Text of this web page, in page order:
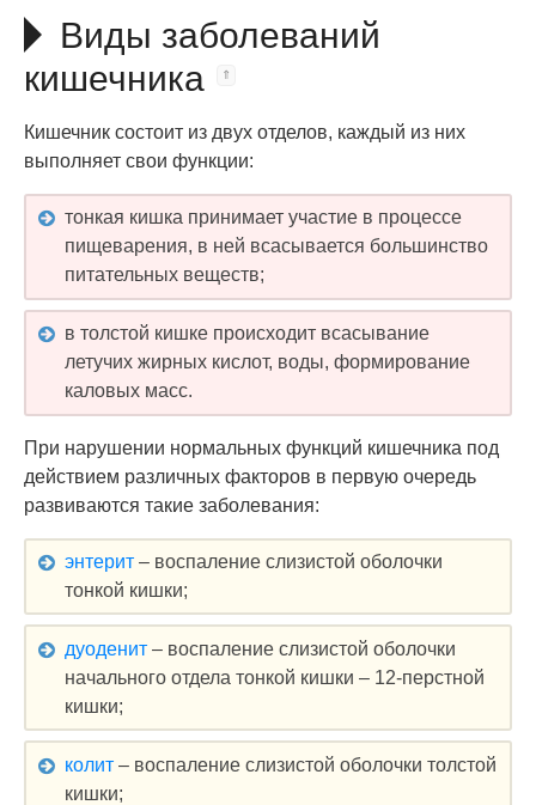
Виды заболеваний
кишечника
Кишечник состоит из двух отделов, каждый из них
выполняет свои функции:
тонкая кишка принимает участие в процессе
пищеварения, в ней всасывается большинство
питательных веществ;
в толстой кишке происходит всасывание
летучих жирных кислот, воды, формирование
каловых масс.
При нарушении нормальных функций кишечника под
действием различных факторов в первую очередь
развиваются такие заболевания:
энтерит – воспаление слизистой оболочки
тонкой кишки;
дуоденит – воспаление слизистой оболочки
начального отдела тонкой кишки – 12-перстной
кишки;
колит – воспаление слизистой оболочки толстой
кишки;